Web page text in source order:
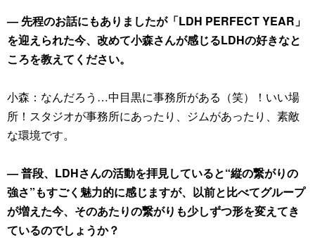
― 先程のお話にもありましたが「LDH PERFECT YEAR」
を迎えられた今、改めて小森さんが感じるLDHの好きなと
ころを教えてください。
小森：なんだろう…中目黒に事務所がある（笑）！いい場
所！スタジオが事務所にあったり、ジムがあったり、素敵
な環境です。
― 普段、LDHさんの活動を拝見していると“縦の繋がりの
強さ”もすごく魅力的に感じますが、以前と比べてグループ
が増えた今、そのあたりの繋がりも少しずつ形を変えてき
ているのでしょうか？